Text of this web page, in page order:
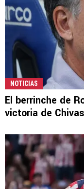
NOTICIAS
El berrinche de
victoria de